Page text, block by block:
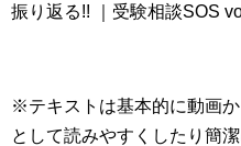
振り返る!! ｜受験相談SOS
※テキストは基本的に動画
として読みやすくしたり簡